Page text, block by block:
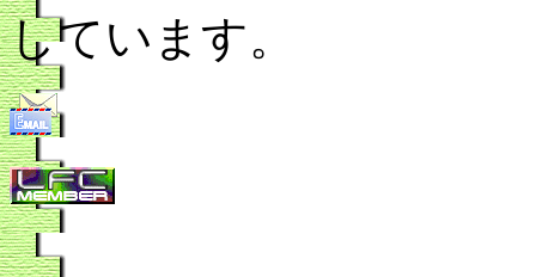
しています。